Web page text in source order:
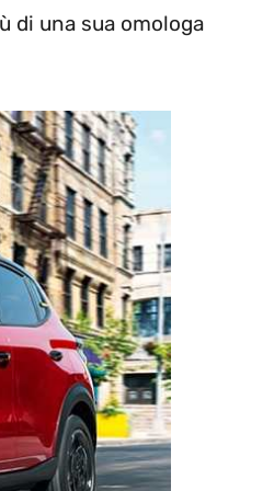
di una sua omologa